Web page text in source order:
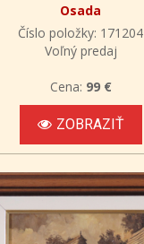
Osada
Číslo položky: 171204
Voľný predaj
Cena: 99 €
ZOBRAZIŤ